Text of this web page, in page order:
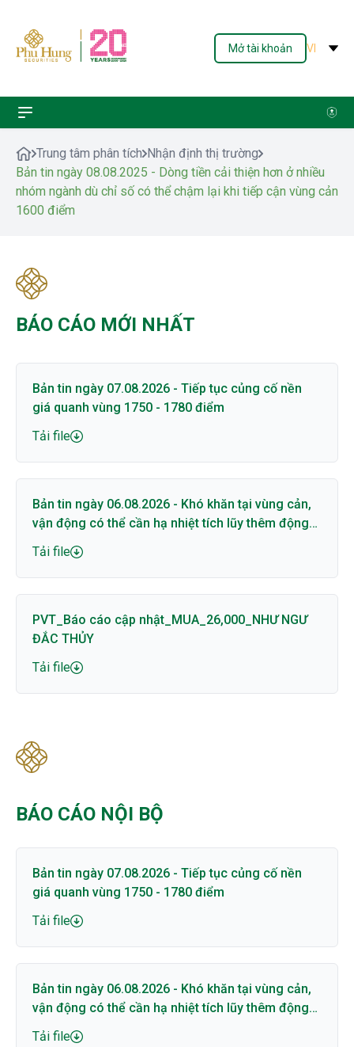
Mở tài khoản VI
Trung tâm phân tích Nhận định thị trường
Bản tin ngày 08.08.2025 - Dòng tiền cải thiện hơn ở nhiều
nhóm ngành dù chỉ số có thể chậm lại khi tiếp cận vùng cản
1600 điểm
BÁO CÁO MỚI NHẤT
Bản tin ngày 07.08.2026 - Tiếp tục củng cố nền
giá quanh vùng 1750 - 1780 điểm
Tải file
Bản tin ngày 06.08.2026 - Khó khăn tại vùng cản,
vận động có thể cần hạ nhiệt tích lũy thêm động
lượng
Tải file
PVT_Báo cáo cập nhật_MUA_26,000_NHƯ NGƯ
ĐẮC THỦY
Tải file
BÁO CÁO NỘI BỘ
Bản tin ngày 07.08.2026 - Tiếp tục củng cố nền
giá quanh vùng 1750 - 1780 điểm
Tải file
Bản tin ngày 06.08.2026 - Khó khăn tại vùng cản,
vận động có thể cần hạ nhiệt tích lũy thêm động
lượng
Tải file